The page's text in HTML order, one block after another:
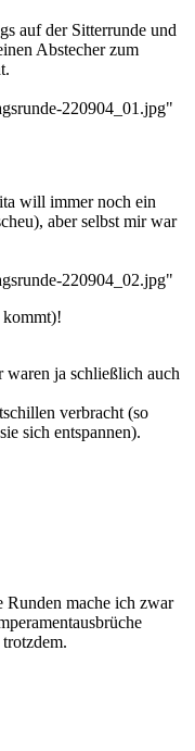
auf der Sitterrunde und
Abstecher zum
will immer noch ein
aber selbst mir war
kommt)!
ja schließlich auch
verbracht (so
sich entspannen).
Runden mache ich zwar